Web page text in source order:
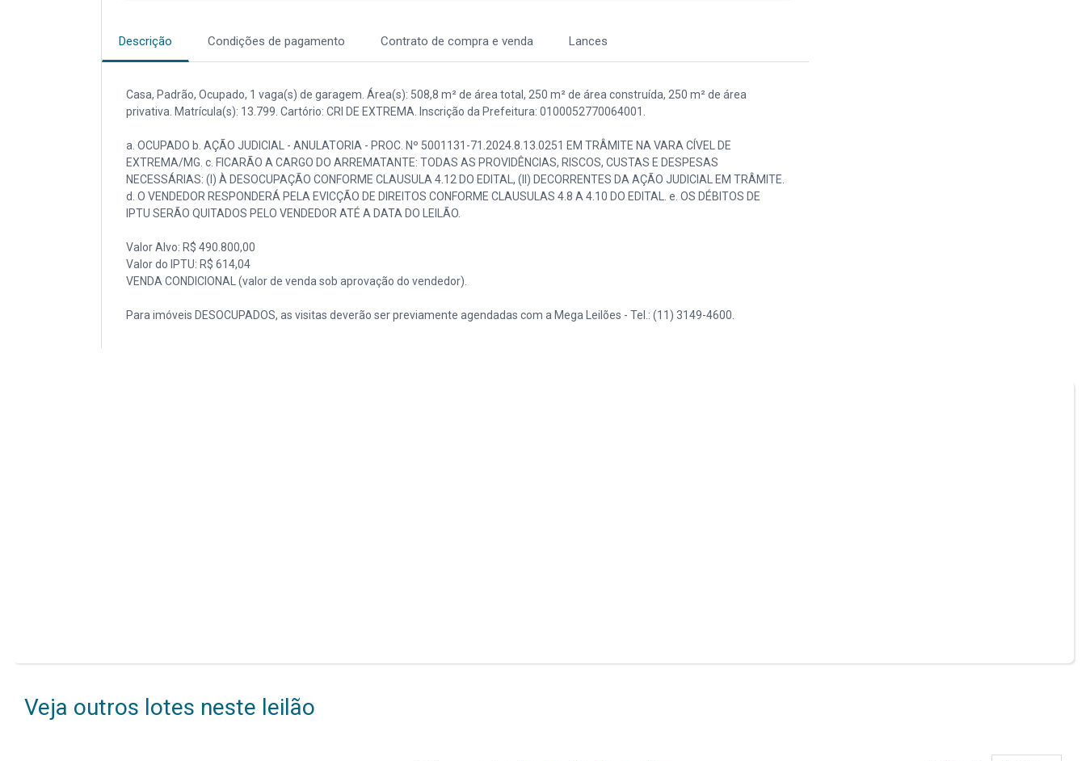
Descrição Condições de pagamento Contrato de compra e venda Lances
Casa, Padrão, Ocupado, 1 vaga(s) de garagem. Área(s): 508,8 m² de área total, 250 m² de área construída, 250 m² de área
privativa. Matrícula(s): 13.799. Cartório: CRI DE EXTREMA. Inscrição da Prefeitura: 0100052770064001.
a. OCUPADO b. AÇÃO JUDICIAL - ANULATORIA - PROC. Nº 5001131-71.2024.8.13.0251 EM TRÂMITE NA VARA CÍVEL DE
EXTREMA/MG. c. FICARÃO A CARGO DO ARREMATANTE: TODAS AS PROVIDÊNCIAS, RISCOS, CUSTAS E DESPESAS
NECESSÁRIAS: (I) À DESOCUPAÇÃO CONFORME CLAUSULA 4.12 DO EDITAL, (II) DECORRENTES DA AÇÃO JUDICIAL EM TRÂMITE.
d. O VENDEDOR RESPONDERÁ PELA EVICÇÃO DE DIREITOS CONFORME CLAUSULAS 4.8 A 4.10 DO EDITAL. e. OS DÉBITOS DE
IPTU SERÃO QUITADOS PELO VENDEDOR ATÉ A DATA DO LEILÃO.
Valor Alvo: R$ 490.800,00
Valor do IPTU: R$ 614,04
VENDA CONDICIONAL (valor de venda sob aprovação do vendedor).
Para imóveis DESOCUPADOS, as visitas deverão ser previamente agendadas com a Mega Leilões - Tel.: (11) 3149-4600.
Veja outros lotes neste leilão